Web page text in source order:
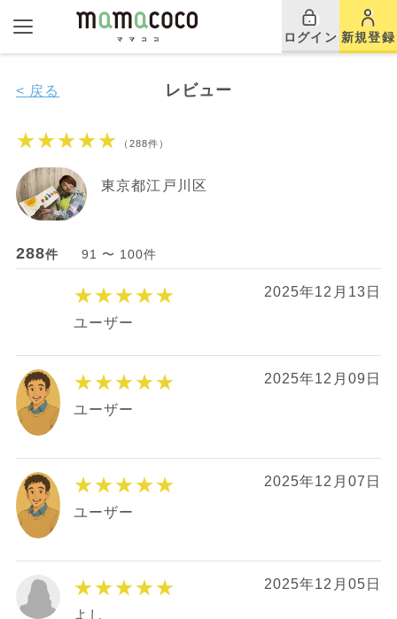
ログイン 新規登録
レビュー
< 戻る
★★★★★ （288件）
東京都江戸川区
288件 91 〜 100件
★★★★★ 2025年12月13日
ユーザー
★★★★★ 2025年12月09日
ユーザー
★★★★★ 2025年12月07日
ユーザー
★★★★★ 2025年12月05日
よし